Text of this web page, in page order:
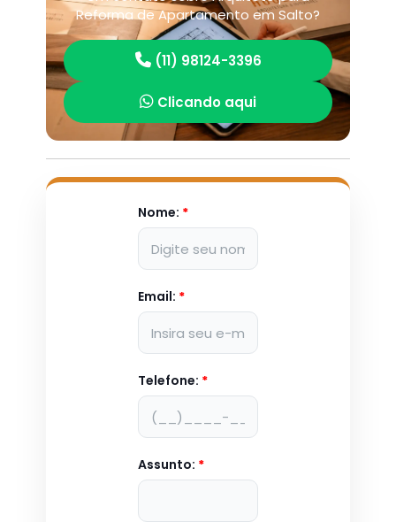
Reforma de Apartamento em Salto?
(11) 98124-3396
Clicando aqui
Nome: *
Email: *
Telefone: *
Assunto: *